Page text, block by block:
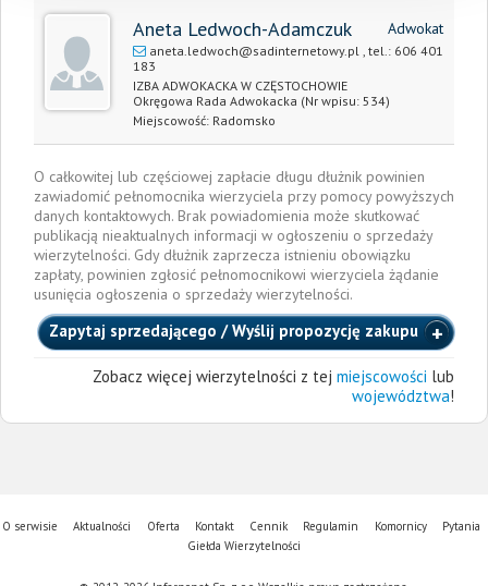
Aneta Ledwoch-Adamczuk Adwokat
aneta.ledwoch@sadinternetowy.pl , tel.: 606 401
183
IZBA ADWOKACKA W CZĘSTOCHOWIE
Okręgowa Rada Adwokacka (Nr wpisu: 534)
Miejscowość: Radomsko
O całkowitej lub częściowej zapłacie długu dłużnik powinien
zawiadomić pełnomocnika wierzyciela przy pomocy powyższych
danych kontaktowych. Brak powiadomienia może skutkować
publikacją nieaktualnych informacji w ogłoszeniu o sprzedaży
wierzytelności. Gdy dłużnik zaprzecza istnieniu obowiązku
zapłaty, powinien zgłosić pełnomocnikowi wierzyciela żądanie
usunięcia ogłoszenia o sprzedaży wierzytelności.
Zapytaj sprzedającego / Wyślij propozycję zakupu
Zobacz więcej wierzytelności z tej miejscowości lub
województwa!
O serwisie Aktualności Oferta Kontakt Cennik Regulamin Komornicy
Pytania
Giełda Wierzytelności